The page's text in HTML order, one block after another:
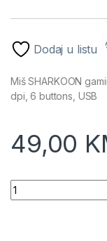
Dodaj u listu
Miš SHARKOON
dpi, 6 buttons, USB
49,00
Miš SHARKOON